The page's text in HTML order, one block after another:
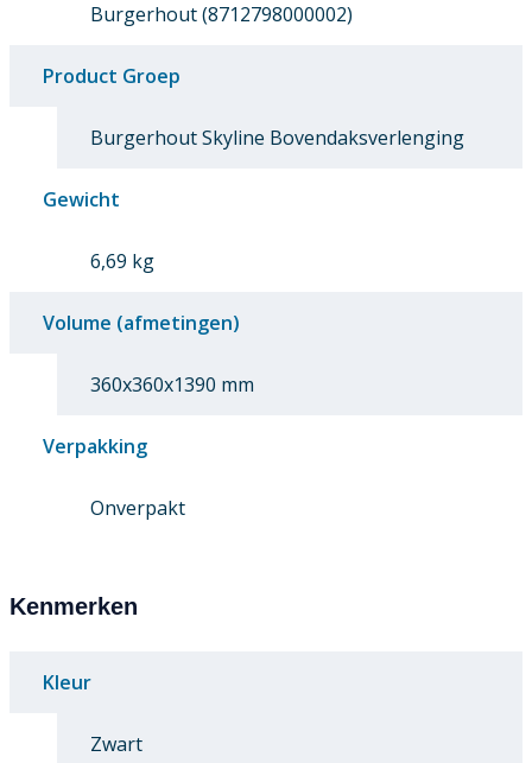
Burgerhout (8712798000002)
Product Groep
Burgerhout Skyline Bovendaksverlenging
Gewicht
6,69 kg
Volume (afmetingen)
360x360x1390 mm
Verpakking
Onverpakt
Kenmerken
Kleur
Zwart